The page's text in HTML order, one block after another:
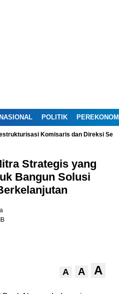
NASIONAL POLITIK
Komisaris dan Direksi
Strategis yang
Bangun Solusi
A A A